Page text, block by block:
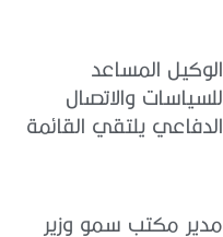
الوكيل المساعد
للسياسات والاتصال
الدفاعي يلتقي القائمة
مدير مكتب سمو وزير